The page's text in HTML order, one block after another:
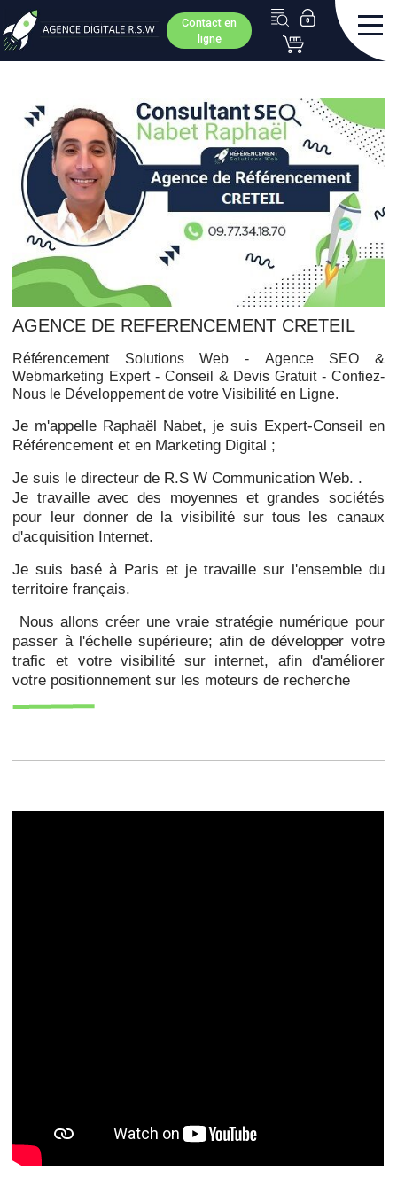
Contact en
ligne
AGENCE DE REFERENCEMENT CRETEIL
Référencement Solutions Web - Agence SEO &
Webmarketing Expert - Conseil & Devis Gratuit - Confiez-
Nous le Développement de votre Visibilité en Ligne.
Je m'appelle Raphaël Nabet, je suis Expert-Conseil en
Référencement et en Marketing Digital ;
Je suis le directeur de R.S W Communication Web. .
Je travaille avec des moyennes et grandes sociétés
pour leur donner de la visibilité sur tous les canaux
d'acquisition Internet.
Je suis basé à Paris et je travaille sur l'ensemble du
territoire français.
Nous allons créer une vraie stratégie numérique pour
passer à l'échelle supérieure; afin de développer votre
trafic et votre visibilité sur internet, afin d'améliorer
votre positionnement sur les moteurs de recherche